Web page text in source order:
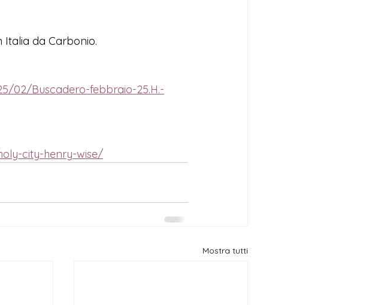
Italia da Carbonio.
02/Buscadero-febbraio-25.H.-
city-henry-wise/
Mostra tutti